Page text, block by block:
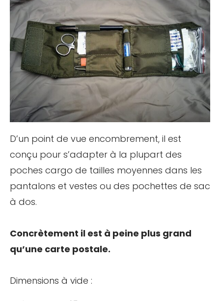
D’un point de vue encombrement, il est
conçu pour s’adapter à la plupart des
poches cargo de tailles moyennes dans les
pantalons et vestes ou des pochettes de sac
à dos.
Concrètement il est à peine plus grand
qu’une carte postale.
Dimensions à vide :